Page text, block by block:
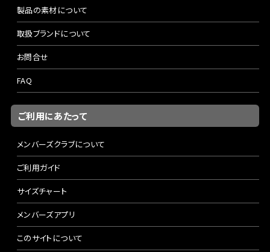
製品の素材について
取扱ブランドについて
お問合せ
FAQ
ご利用にあたって
メンバーズクラブについて
ご利用ガイド
サイズチャート
メンバーズアプリ
このサイトについて